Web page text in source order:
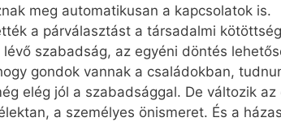
meg automatikusan a kapcsolatok is.
a párválasztást a társadalmi
szabadság, az egyéni döntés
gondok vannak a családokban,
elég jól a szabadsággal. De változik
a személyes önismeret. És a